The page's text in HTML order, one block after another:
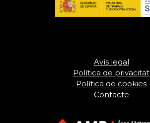
Avís legal
Política de privacitat
Política de cookies
Contacte